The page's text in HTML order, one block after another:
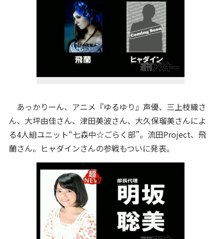
あっかりーん、アニメ『ゆるゆり』声優、三上枝織さ
ん、大坪由佳さん、津田美波さん、大久保瑠美さんによ
る4人組ユニット“七森中☆ごらく部”。流田Project、飛
蘭さん。ヒャダインさんの参戦もついに発表。